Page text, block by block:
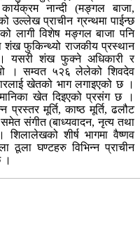
नान्दी (मङ्गल बाजा,
उल्लेख प्राचीन ग्रन्थमा पाईन्छ
लागी विशेष मङ्गल बाजा पनि
शंख फुकिन्थ्यो राजकीय प्रस्थान
। यसरी शंख फुक्ने अधिकारी र
। सम्वत ५२६ लेलेको शिवदेव
खेतको भाग लगाइएको छ ।
मानिका खेत दिइएको प्रसंग छ ।
प्रस्तर मूर्ति, काष्ठ मूर्ति, ढलौट
संगीत (बाध्यवादन, नृत्य तथा
शीर्ष भागमा वैष्णव
ठूला घण्टहरु विभिन्न प्राचीन
।